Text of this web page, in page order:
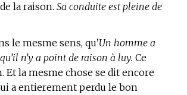
la raison. Sa conduite est pleine de
le mesme sens, qu’Un homme a
n’y a point de raison à luy. Ce
Et la mesme chose se dit encore
a entierement perdu le bon